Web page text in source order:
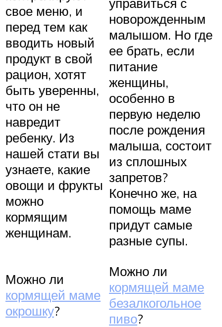
свое меню, и
перед тем как
вводить новый
продукт в свой
рацион, хотят
быть уверенны,
что он не
навредит
ребенку. Из
нашей стати вы
узнаете, какие
овощи и фрукты
можно
кормящим
женщинам.
новорожденным
малышом. Но где
ее брать, если
питание
женщины,
особенно в
первую неделю
после рождения
малыша, состоит
из сплошных
запретов?
Конечно же, на
помощь маме
придут самые
разные супы.
Можно ли
кормящей маме
окрошку?
Можно ли
кормящей маме
безалкогольное
пиво?